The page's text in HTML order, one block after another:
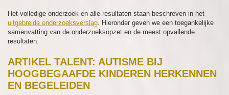
Het volledige onderzoek en alle resultaten staan beschreven in het
uitgebreide onderzoeksverslag. Hieronder geven we een toegankelijke
samenvatting van de onderzoeksopzet en de meest opvallende
resultaten.
ARTIKEL TALENT: AUTISME BIJ
HOOGBEGAAFDE KINDEREN HERKENNEN
EN BEGELEIDEN